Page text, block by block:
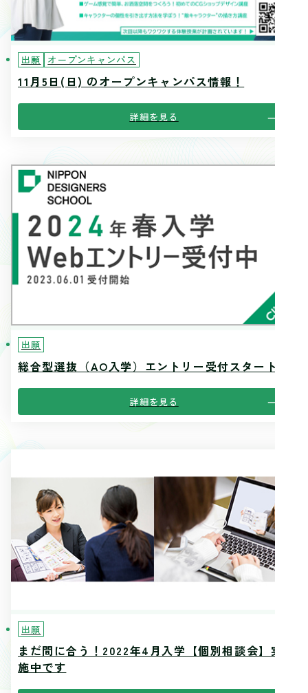
出願 オープンキャンパス
11月5日(日) のオープンキャンパス情報！
詳細を見る
出願
総合型選抜（AO入学）エントリー受付スタート
詳細を見る
出願
まだ間に合う！2022年4月入学【個別相談会】実
施中です